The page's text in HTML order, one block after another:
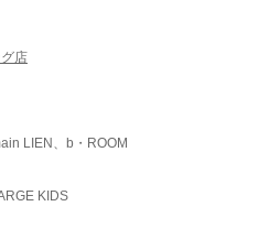
店
LIEN、b・ROOM
KIDS